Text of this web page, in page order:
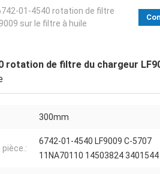
01-4540 rotation de filtre
sur le filtre à huile
rotation de filtre du chargeur
300mm
pièce.:
6742-01-4540 LF9009 C-5707
11NA70110 14503824 3401544